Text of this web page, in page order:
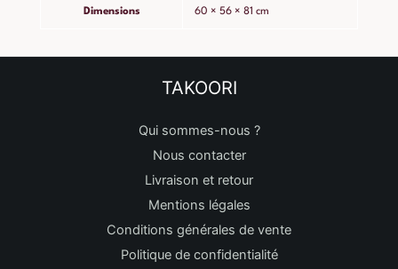
Dimensions 60 × 56 × 81 cm
TAKOORI
Qui sommes-nous ?
Nous contacter
Livraison et retour
Mentions légales
Conditions générales de vente
Politique de confidentialité